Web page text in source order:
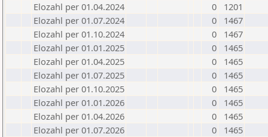
Elozahl per 01.04.2024
0
1201
Elozahl per 01.07.2024
0
1467
Elozahl per 01.10.2024
0
1467
Elozahl per 01.01.2025
0
1465
Elozahl per 01.04.2025
0
1465
Elozahl per 01.07.2025
0
1465
Elozahl per 01.10.2025
0
1465
Elozahl per 01.01.2026
0
1465
Elozahl per 01.04.2026
0
1465
Elozahl per 01.07.2026
0
1465